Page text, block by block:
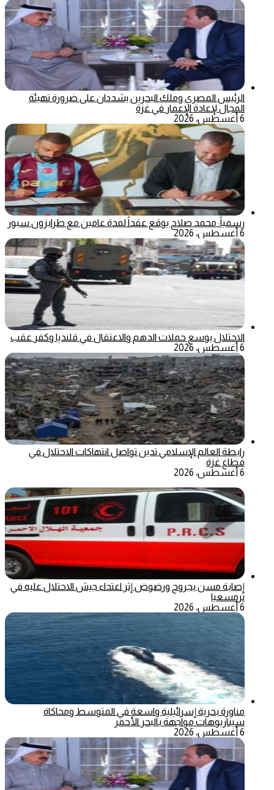
الرئيس المصري وملك البحرين يشددان على ضرورة تهيئة
المجال لإعادة الإعمار في غزة
6 أغسطس، 2026
رسمياً: محمد صلاح يوقع عقداً لمدة عامين مع طرابزون سبور
6 أغسطس، 2026
الاحتلال يوسع حملات الدهم والاعتقال في قلنديا وكفر عقب
6 أغسطس، 2026
رابطة العالم الإسلامي تدين تواصل انتهاكات الاحتلال في
قطاع غزة
6 أغسطس، 2026
إصابة مسن بجروح ورضوض إثر اعتداء جيش الاحتلال عليه في
ترمسعيا
6 أغسطس، 2026
مناورة بحرية إسرائيلية واسعة في المتوسط ومحاكاة
سيناريوهات مواجهة بالبحر الأحمر
6 أغسطس، 2026